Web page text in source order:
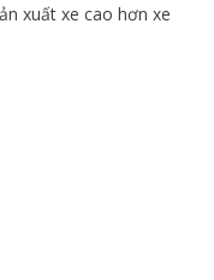
xuất xe cao hơn xe